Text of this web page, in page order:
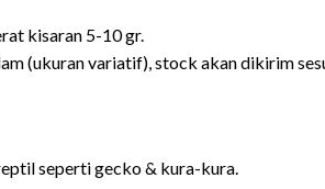
kisaran 5-10 gr.
(ukuran variatif), stock akan dikirim
seperti gecko & kura-kura.